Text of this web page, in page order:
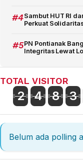
#4Sambut HUT RI
Perkuat
#5PN Pontianak
Integritas Lewat
TOTAL VISITOR
2 4 8 3
Belum ada polling